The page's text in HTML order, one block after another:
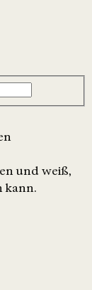
und weiß,
kann.